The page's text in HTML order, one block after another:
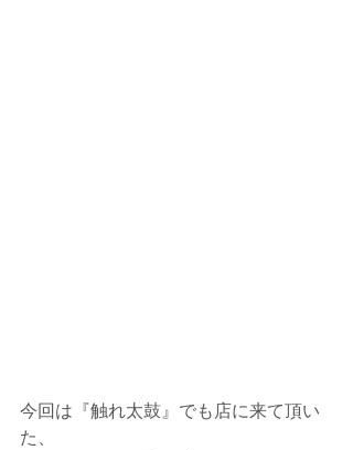
今回は『触れ太鼓』でも店に来て頂い
た、